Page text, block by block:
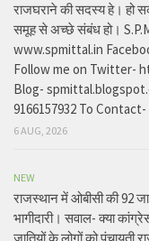
राजघराने की सदस्य हे। हो
समूह से अच्छे संबंध हो।
www.spmittal.in
Follow me on Twitter-
Blog-
9166157932 To Contact-
6 AUG, 2026
NEW
राजस्थान में ओबीसी की 92
भागीदारी। सवाल- क्या